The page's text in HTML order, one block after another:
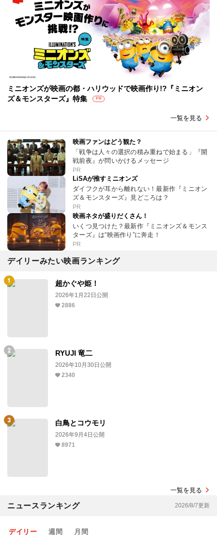
ミニオンズが映画の都・ハリウッドで映画作り!?『ミニオン
ズ＆モンスターズ』特集
PR
一覧を見る
映画ファンはどう観た？
「戦争は人々の選択の積み重ねで始まる」『開
戦前夜』が問いかけるメッセージ
PR
LiSAが推すミニオンズ
ダイフクが耳から離れない！最新作『ミニオン
ズ＆モンスターズ』見どころは？
PR
映画ネタが盛りだくさん！
いくつ見つけた？最新作『ミニオンズ＆モンス
ターズ』は“映画作り”に奔走！
PR
デイリーみたい映画ランキング
超かぐや姫！
2026年1月22日公開
2886
RYUJI 竜二
2026年10月30日公開
2340
白鳥とコウモリ
2026年9月4日公開
8971
一覧を見る
ニュースランキング 2026/8/7更新
デイリー 週間 月間